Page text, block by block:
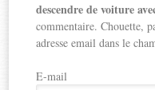
descendre de voiture
commentaire. Chouette,
adresse email dans le
E-mail